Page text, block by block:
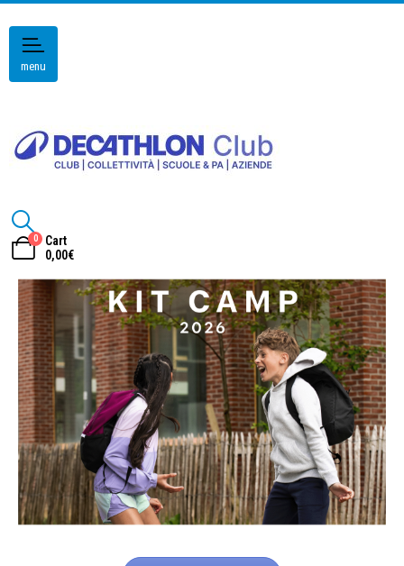
menu
0
Cart
0,00€